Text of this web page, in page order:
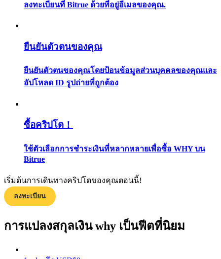
กลยุทธ์การซื้อขาย
เรียนรู้วิธีการรักษาผลกำไร
ลงทะเบียนที่ Bitrue ด้วยที่อยู่อีเมลของคุณ.
ยืนยันตัวตนของคุณ
ยืนยันตัวตนของคุณโดยป้อนข้อมูลส่วนบุคคลของคุณและ
อัปโหลด ID รูปถ่ายที่ถูกต้อง
ซื้อคริปโต！
ใช้ตัวเลือกการชำระเงินที่หลากหลายเพื่อซื้อ WHY บน
Bitrue
เริ่มต้นการเดินทางคริปโตของคุณตอนนี้!
ลงทะเบียน
การแปลงสกุลเงิน why เป็นฟีตที่นิยม